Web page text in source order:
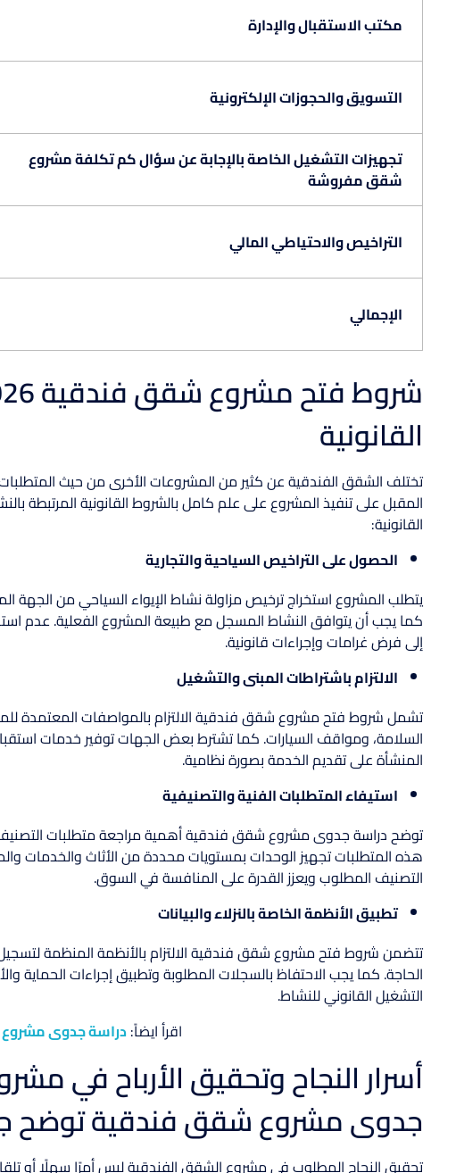
مكتب الاستقبال والإدارة
التسويق والحجوزات الإلكترونية
تجهيزات التشغيل الخاصة بالإجابة عن سؤال كم تكلفة مشروع
شقق مفروشة
التراخيص والاحتياطي المالي
الإجمالي
القانونية
تختلف الشقق الفندقية عن كثير من المشروعات الأخرى من حيث
المقبل على تنفيذ المشروع على علم كامل بالشروط القانونية المرتبطة
القانونية:
الحصول على التراخيص السياحية والتجارية
يتطلب المشروع استخراج ترخيص مزاولة نشاط الإيواء السياحي من الجهة
كما يجب أن يتوافق النشاط المسجل مع طبيعة المشروع الفعلية. عدم
إلى فرض غرامات وإجراءات قانونية.
الالتزام باشتراطات المبنى والتشغيل
تشمل شروط فتح مشروع شقق فندقية الالتزام بالمواصفات المعتمدة
السلامة، ومواقف السيارات. كما تشترط بعض الجهات توفير خدمات
المنشأة على تقديم الخدمة بصورة نظامية.
استيفاء المتطلبات الفنية والتصنيفية
توضح دراسة جدوى مشروع شقق فندقية أهمية مراجعة متطلبات
هذه المتطلبات تجهيز الوحدات بمستويات محددة من الأثاث والخدمات
التصنيف المطلوب ويعزز القدرة على المنافسة في السوق.
تطبيق الأنظمة الخاصة بالنزلاء والبيانات
تتضمن شروط فتح مشروع شقق فندقية الالتزام بالأنظمة المنظمة لتسجيل
الحاجة. كما يجب الاحتفاظ بالسجلات المطلوبة وتطبيق إجراءات الحماية
التشغيل القانوني للنشاط.
اقرأ ايضاً:دراسة جدوى
أسرار النجاح وتحقيق الأرباح في
جدوى مشروع شقق فندقية توضح
تحقيق النجاح المطلوب في مشروع الشقق الفندقية ليس أمرًا سهلًا أو